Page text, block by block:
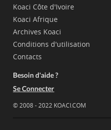
Koaci Côte d'Ivoire
Koaci Afrique
Archives Koaci
Conditions d'utilisation
Contacts
Besoin d'aide ?
Se Connecter
© 2008 - 2022 KOACI.COM